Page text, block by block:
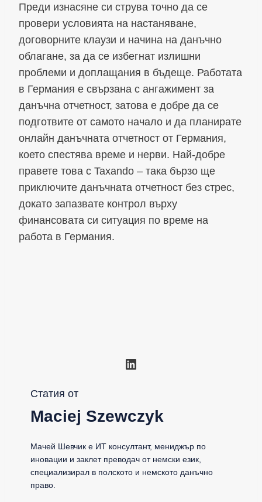
Преди изнасяне си струва точно да се
провери условията на настаняване,
договорните клаузи и начина на данъчно
облагане, за да се избегнат излишни
проблеми и доплащания в бъдеще. Работата
в Германия е свързана с ангажимент за
данъчна отчетност, затова е добре да се
подготвите от самото начало и да планирате
онлайн данъчната отчетност от Германия,
което спестява време и нерви. Най-добре
правете това с Taxando – така бързо ще
приключите данъчната отчетност без стрес,
докато запазвате контрол върху
финансовата си ситуация по време на
работа в Германия.
LinkedIn
Статия от
Maciej Szewczyk
Мачей Шевчик е ИТ консултант, мениджър по
иновации и заклет преводач от немски език,
специализирал в полското и немското данъчно
право.